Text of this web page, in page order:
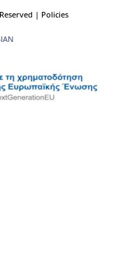
| Policies